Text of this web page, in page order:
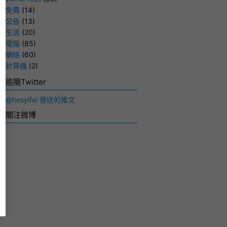
免費 (14)
公告 (13)
生活 (20)
電腦 (85)
網絡 (60)
計算機 (2)
追隨Twitter
@hesyifei 發送的推文
關注微博